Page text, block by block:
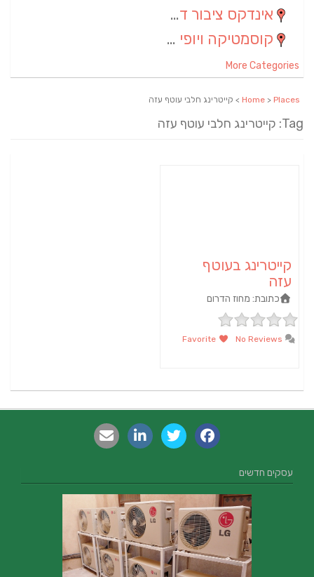
אינדקס ציבור דתי
קוסמטיקה ויופי (4)
More Categories
Home > Places > קייטרינג חלבי עוטף עזה
Tag: קייטרינג חלבי עוטף עזה
קייטרינג בעוטף
עזה
כתובת: מחוז הדרום
עסקים חדשים